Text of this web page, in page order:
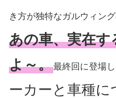
き方が独特なガルウィング
あの車、実在
よ～。最終回に登場
ーカーと車種に